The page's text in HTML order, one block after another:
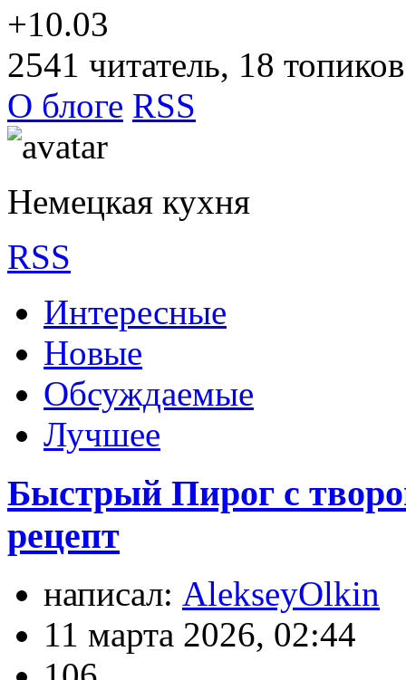
+10.03
2541 читатель, 18 топиков
О блоге RSS
Немецкая кухня
RSS
Интересные
Новые
Обсуждаемые
Лучшее
Быстрый Пирог с
рецепт
написал: AlekseyOlkin
11 марта 2026, 02:44